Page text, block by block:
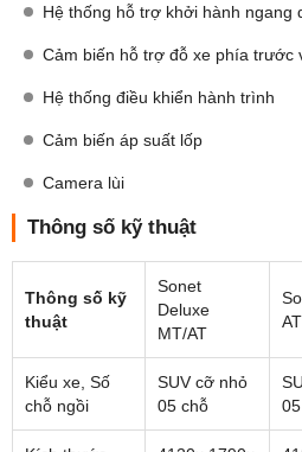
Hệ thống hỗ trợ khởi hành ngang
Cảm biến hỗ trợ đỗ xe phía trước
Hệ thống điều khiển hành trình
Cảm biến áp suất lốp
Camera lùi
Thông số kỹ thuật
Thông số kỹ
thuật
Sonet
Deluxe
MT/AT
AT
Kiểu xe, Số
chỗ ngồi
SUV cỡ nhỏ
05 chỗ